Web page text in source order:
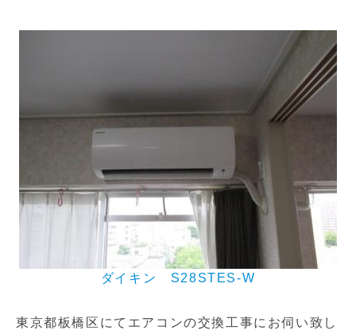
ダイキン S28STES-W
東京都板橋区にてエアコンの交換工事にお伺い致し